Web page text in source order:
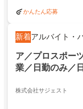
かんたん応募
新着アルバイト・
ア／プロスポー
業／日勤のみ／
株式会社サジェスト